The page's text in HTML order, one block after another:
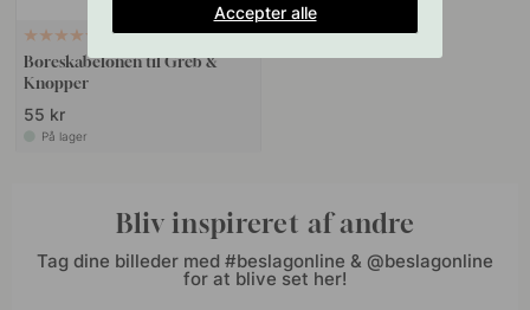
127
Boreskabelonen til Greb &
Knopper
55 kr
På lager
Bliv inspireret af andre
Tag dine billeder med #beslagonline & @beslagonline
for at blive set her!
Accepter alle